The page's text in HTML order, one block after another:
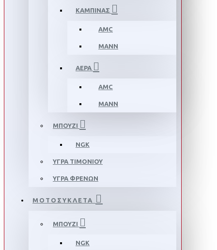
ΚΑΜΠΙΝΑΣ
AMC
MANN
ΑΕΡΑ
AMC
MANN
ΜΠΟΥΖΙ
NGK
ΥΓΡΑ ΤΙΜΟΝΙΟΥ
ΥΓΡΑ ΦΡΕΝΩΝ
ΜΟΤΟΣΥΚΛΕΤΑ
ΜΠΟΥΖΙ
NGK